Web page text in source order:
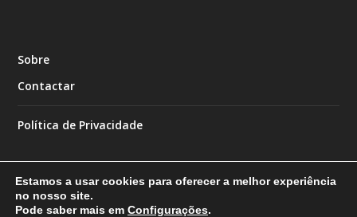
Sobre
Contactar
Política de Privacidade
Estamos a usar cookies para oferecer a melhor experiência
no nosso site.
Pode saber mais em Configurações.